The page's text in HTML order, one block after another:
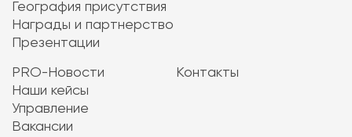
География присутствия
Награды и партнерство
Презентации
PRO-Новости
Наши кейсы
Управление
Вакансии
Контакты